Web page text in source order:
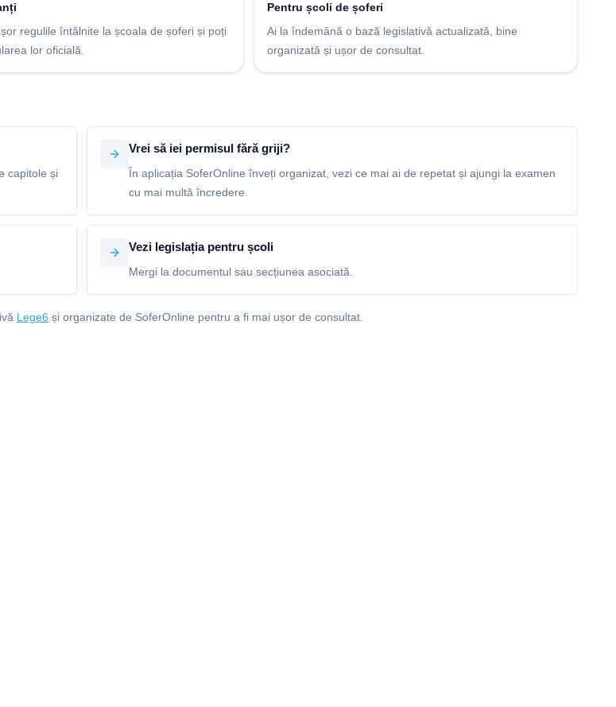
regulile întâlnite la școala de șoferi și poți
lor oficială.
Pentru școli de șoferi
Ai la îndemână o bază legislativă actualizată, bine
organizată și ușor de consultat.
capitole și
Vrei să iei permisul fără griji?
În aplicația SoferOnline înveți organizat, vezi ce mai ai de repetat și ajungi la examen
cu mai multă încredere.
Vezi legislația pentru școli
Mergi la documentul sau secțiunea asociată.
Lege6 și organizate de SoferOnline pentru a fi mai ușor de consultat.